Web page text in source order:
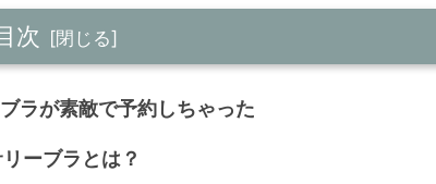
次
ラが素敵で予約しちゃった
ーブラとは？